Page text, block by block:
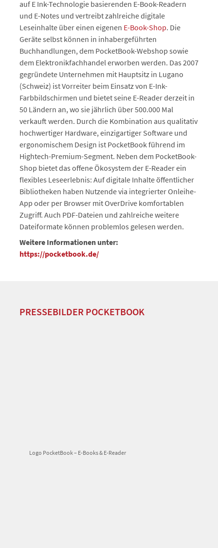
auf E Ink-Technologie basierenden E-Book-Readern
und E-Notes und vertreibt zahlreiche digitale
Leseinhalte über einen eigenen E-Book-Shop. Die
Geräte selbst können in inhabergeführten
Buchhandlungen, dem PocketBook-Webshop sowie
dem Elektronikfachhandel erworben werden. Das 2007
gegründete Unternehmen mit Hauptsitz in Lugano
(Schweiz) ist Vorreiter beim Einsatz von E-Ink-
Farbbildschirmen und bietet seine E-Reader derzeit in
50 Ländern an, wo sie jährlich über 500.000 Mal
verkauft werden. Durch die Kombination aus qualitativ
hochwertiger Hardware, einzigartiger Software und
ergonomischem Design ist PocketBook führend im
Hightech-Premium-Segment. Neben dem PocketBook-
Shop bietet das offene Ökosystem der E-Reader ein
flexibles Leseerlebnis: Auf digitale Inhalte öffentlicher
Bibliotheken haben Nutzende via integrierter Onleihe-
App oder per Browser mit OverDrive komfortablen
Zugriff. Auch PDF-Dateien und zahlreiche weitere
Dateiformate können problemlos gelesen werden.
Weitere Informationen unter:
https://pocketbook.de/
PRESSEBILDER POCKETBOOK
Logo PocketBook – E-Books & E-Reader